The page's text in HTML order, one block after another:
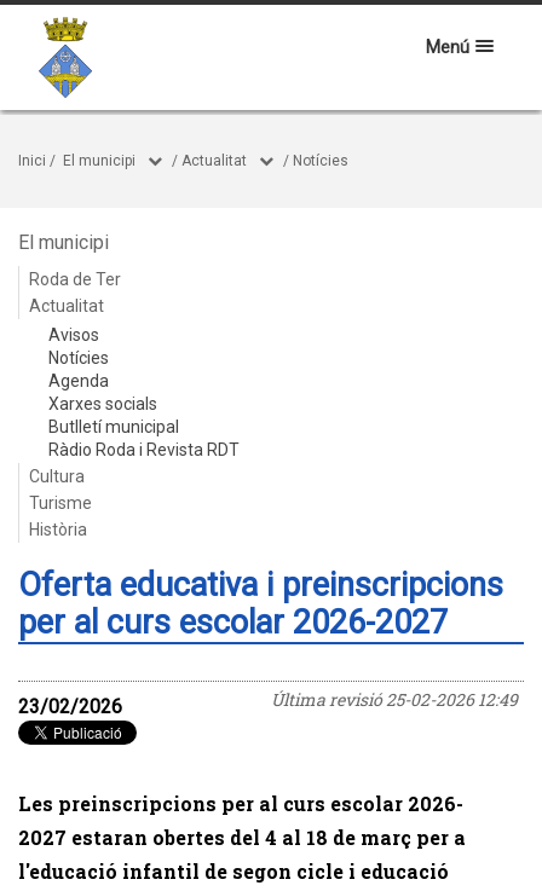
Menú
Inici / El municipi / Actualitat / Notícies
El municipi
Roda de Ter
Actualitat
Avisos
Notícies
Agenda
Xarxes socials
Butlletí municipal
Ràdio Roda i Revista RDT
Cultura
Turisme
Història
Oferta educativa i preinscripcions
per al curs escolar 2026-2027
Última revisió25-02-2026 12:49
23/02/2026
Les preinscripcions per al curs escolar 2026-
2027 estaran obertes del 4 al 18 de març per a
l'educació infantil de segon cicle i educació